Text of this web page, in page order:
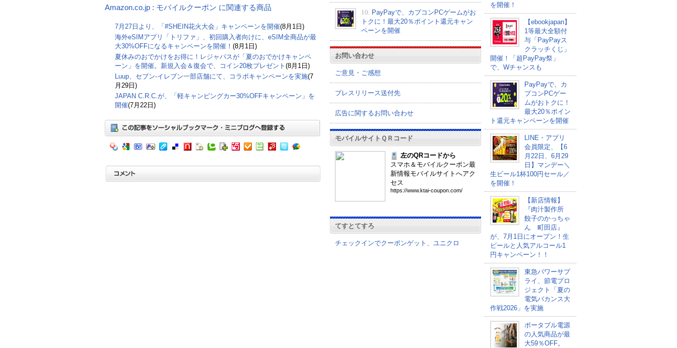
Amazon.co.jp : モバイルクーポン に関連する商品
7月27日より、「#SHEIN花火大会」キャンペーンを開催(8月1日)
海外eSIMアプリ「トリファ」、初回購入者向けに、eSIM全商品が最
大30%OFFになるキャンペーンを開催！ (8月1日)
夏休みのおでかけをお得に！レジャパスが「夏のおでかけキャンペ
ーン」を開催。新規入会＆復会で、コイン20枚プレゼント (8月1日)
Luup、セブン‐イレブン一部店舗にて、コラボキャンペーンを実施(7
月29日)
JAPAN C.R.C.が、「軽キャンピングカー30%OFFキャンペーン」を
開催(7月22日)
10. PayPayで、カプコンPCゲームがお
トクに！最大20％ポイント還元キャン
ペーンを開催
お問い合わせ
ご意見・ご感想
プレスリリース送付先
広告に関するお問い合わせ
モバイルサイトＱＲコード
左のQRコードから
スマホ＆モバイルクーポン最
新情報モバイルサイトへアク
セス
https://www.ktai-coupon. com/
てすとてすろ
チェックインでクーポンゲット、ユニクロ
を開催！
【ebookjapan】
1等最大全額付
与「PayPayス
クラッチくじ」
開催！「超PayPay祭」
で、Wチャンスも
PayPayで、カ
プコンPCゲー
ムがおトクに！
最大20％ポイン
ト還元キャンペーンを開催
LINE・アプリ
会員限定、【6
月22日、6月29
日】マンデー＼
生ビール1杯100円セール／
を開催！
【新店情報】
『肉汁製作所
餃子のかっちゃ
ん 町田店』
が、7月1日にオープン！生
ビールと人気アルコール1
円キャンペーン！！
東急パワーサプ
ライ、節電プロ
ジェクト「夏の
電気バカンス大
作戦2026」を実施
ポータブル電源
の人気商品が最
大59％OFF。